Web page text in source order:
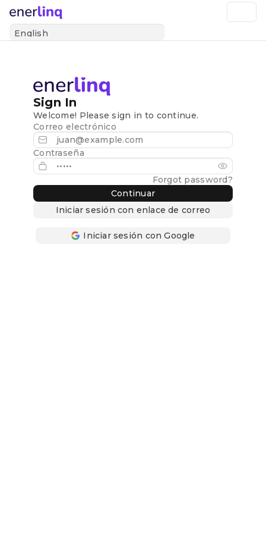
Sign In
Welcome! Please sign in to continue.
Correo electrónico
Contraseña
Forgot password?
Continuar
Iniciar sesión con enlace de correo
Iniciar sesión con Google